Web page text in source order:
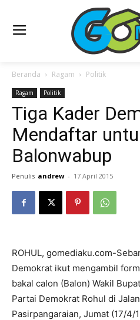
Beranda Ragam Politik
Ragam Politik
Tiga Kader
Mendaftar
Balonwabup
Penulis andrew - 17 April 2015
ROHUL, gomediaku.com-
Demokrat ikut mengambil
bakal calon (Balon) Wakil
Partai Demokrat Rohul di
Pasirpangaraian, Jumat (17/4/